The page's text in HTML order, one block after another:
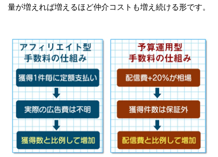
量が増えれば増えるほど仲介コストも増え続ける形です。